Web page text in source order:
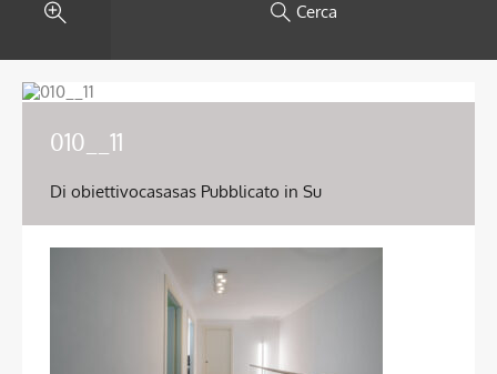
Cerca
010__11
Di obiettivocasasas Pubblicato in Su